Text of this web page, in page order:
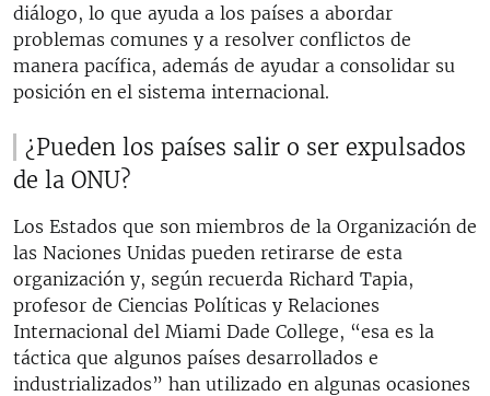
diálogo, lo que ayuda a los países a abordar
problemas comunes y a resolver conflictos de
manera pacífica, además de ayudar a consolidar su
posición en el sistema internacional.
¿Pueden los países salir o ser expulsados
de la ONU?
Los Estados que son miembros de la Organización de
las Naciones Unidas pueden retirarse de esta
organización y, según recuerda Richard Tapia,
profesor de Ciencias Políticas y Relaciones
Internacional del Miami Dade College, “esa es la
táctica que algunos países desarrollados e
industrializados” han utilizado en algunas ocasiones